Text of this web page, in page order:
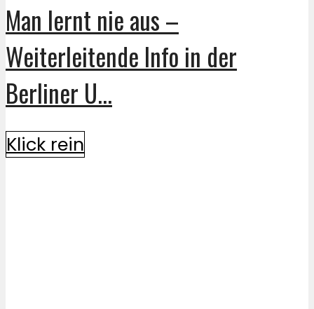
Man lernt nie aus –
Weiterleitende Info in der
Berliner U...
Klick rein